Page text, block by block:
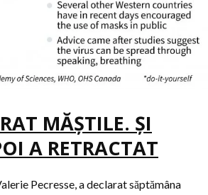
MĂŞTILE. ŞI
A RETRACTAT
Pecresse, a declarat săptămâna